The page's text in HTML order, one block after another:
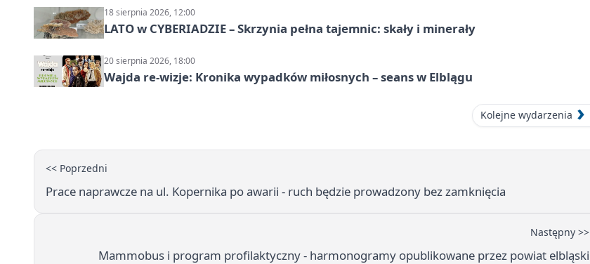
18 sierpnia 2026, 12:00
LATO w CYBERIADZIE – Skrzynia pełna tajemnic: skały i minerały
20 sierpnia 2026, 18:00
Wajda re-wizje: Kronika wypadków miłosnych – seans w Elblągu
Kolejne wydarzenia
<< Poprzedni
Prace naprawcze na ul. Kopernika po awarii - ruch będzie prowadzony bez zamknięcia
Następny >>
Mammobus i program profilaktyczny - harmonogramy opublikowane przez powiat elbląski